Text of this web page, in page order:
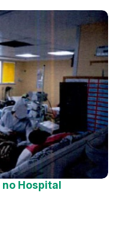
Hospital